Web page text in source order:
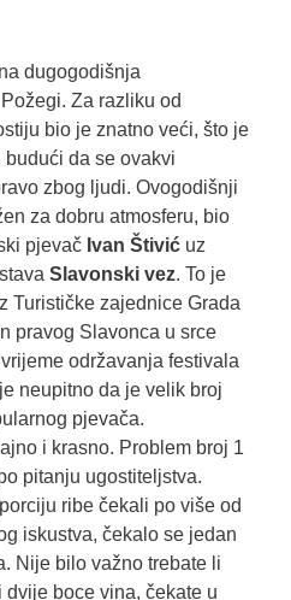
dugogodišnja
Za razliku od
bio je znatno veći, što je
da se ovakvi
zbog ljudi. Ovogodišnji
za dobru atmosferu, bio
pjevač Ivan Štivićuz
Slavonski vez. To je
Turističke zajednice Grada
pravog Slavonca u srce
održavanja festivala
neupitno da je velik broj
pjevača.
i krasno. Problem broj 1
pitanju ugostiteljstva.
ribe čekali po više od
iskustva, čekalo se jedan
Nije bilo važno trebate li
boce vina, čekate u